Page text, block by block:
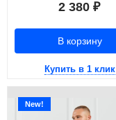
2 380 ₽
В корзину
Купить в 1 клик
New!